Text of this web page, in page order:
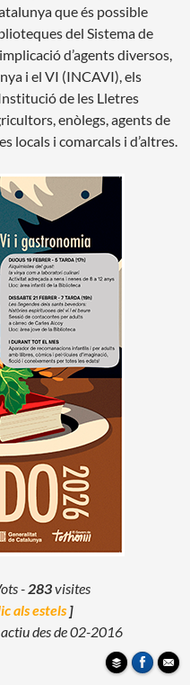
que és possible
del Sistema de
d’agents diversos,
i el VI (INCAVI), els
de les Lletres
enòlegs, agents de
locals i comarcals i d’altres.
-283visites
als estels ]
des de 02-2016